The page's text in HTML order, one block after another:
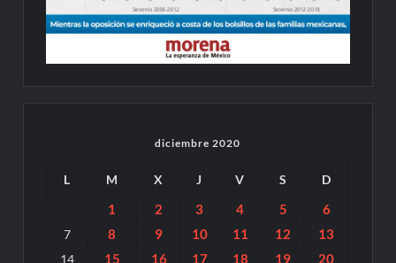
diciembre 2020
L M X J V S D
1 2 3 4 5 6
7 8 9 10 11 12 13
14 15 16 17 18 19
20